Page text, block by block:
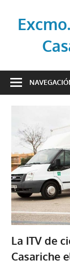
contenido
oficial
Casariche
(Sevilla)
La ITV de
Casariche